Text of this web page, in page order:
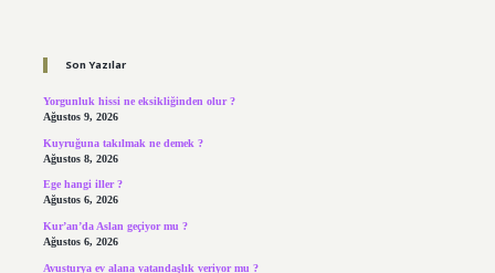
Son Yazılar
Yorgunluk hissi ne eksikliğinden olur ?
Ağustos 9, 2026
Kuyruğuna takılmak ne demek ?
Ağustos 8, 2026
Ege hangi iller ?
Ağustos 6, 2026
Kur’an’da Aslan geçiyor mu ?
Ağustos 6, 2026
Avusturya ev alana vatandaşlık veriyor mu ?